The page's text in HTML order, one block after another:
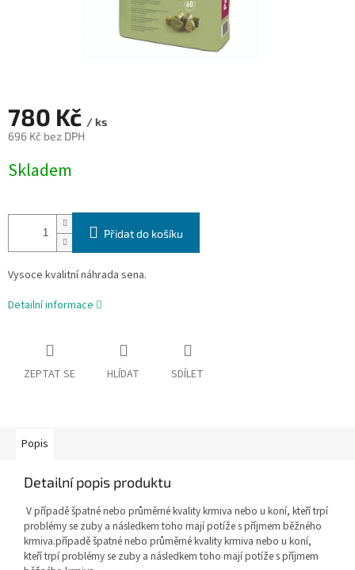
780 Kč / ks
696 Kč bez DPH
cena:
Skladem
Přidat do košíku
Vysoce kvalitní náhrada sena.
Detailní informace
ZEPTAT SE HLÍDAT SDÍLET
Popis
Detailní popis produktu
V případě špatné nebo průměrné kvality krmiva nebo u koní, kteří trpí
problémy se zuby a následkem toho mají potíže s příjmem běžného
krmiva.případě špatné nebo průměrné kvality krmiva nebo u koní,
kteří trpí problémy se zuby a následkem toho mají potíže s příjmem